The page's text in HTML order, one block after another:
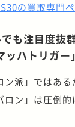
の買取専門
も注目度抜
ッハトリガー
ン派」ではあ
ロン」は圧倒